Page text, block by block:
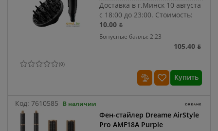
Доставка в г.Минск 10 августа
с 18:00 до 23:00. Стоимость:
10.00 ƃ
Бонусные баллы: 2.23
105.40 ƃ
(0)
Купить
Код: 7610585 В наличии
Фен-стайлер Dreame AirStyle
Pro AMF18A Purple